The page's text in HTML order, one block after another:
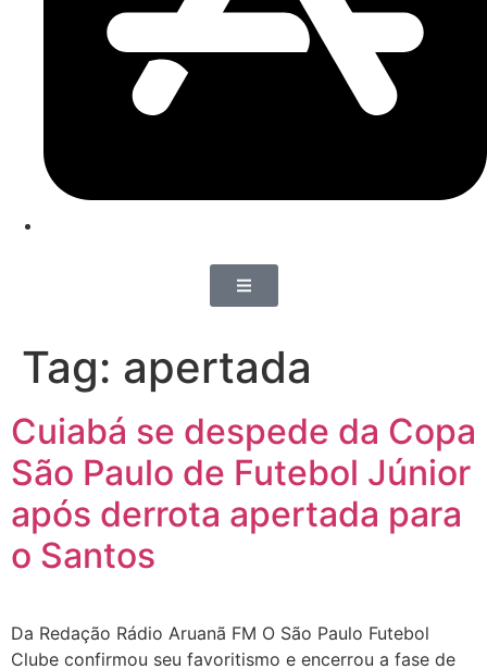
Tag: apertada
Cuiabá se despede da Copa
São Paulo de Futebol Júnior
após derrota apertada para
o Santos
Da Redação Rádio Aruanã FM O São Paulo Futebol
Clube confirmou seu favoritismo e encerrou a fase de